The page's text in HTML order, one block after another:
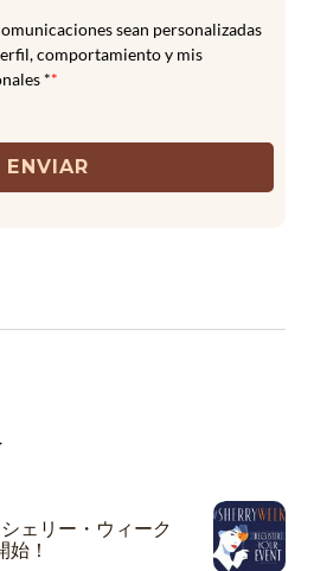
sean personalizadas
comportamiento y mis
**
ENVIAR
ェリー・ウィーク
！